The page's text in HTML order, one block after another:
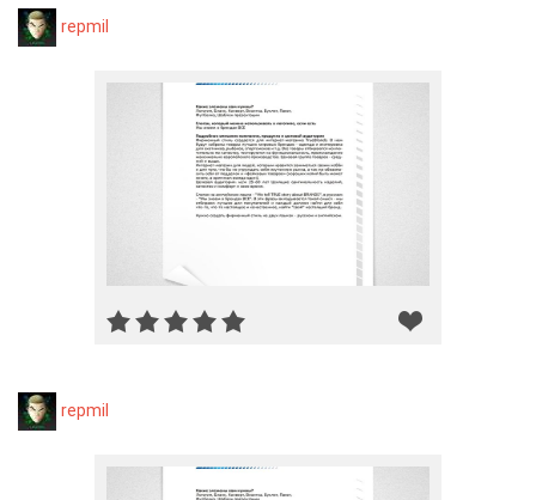
repmil
repmil